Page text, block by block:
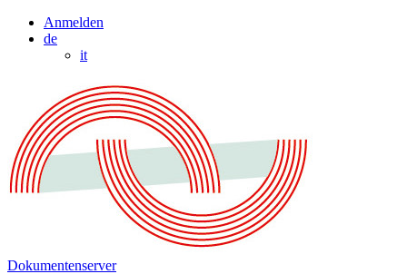
Anmelden
de
it
Dokumentenserver